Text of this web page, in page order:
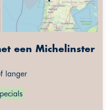
een Michelinster
langer